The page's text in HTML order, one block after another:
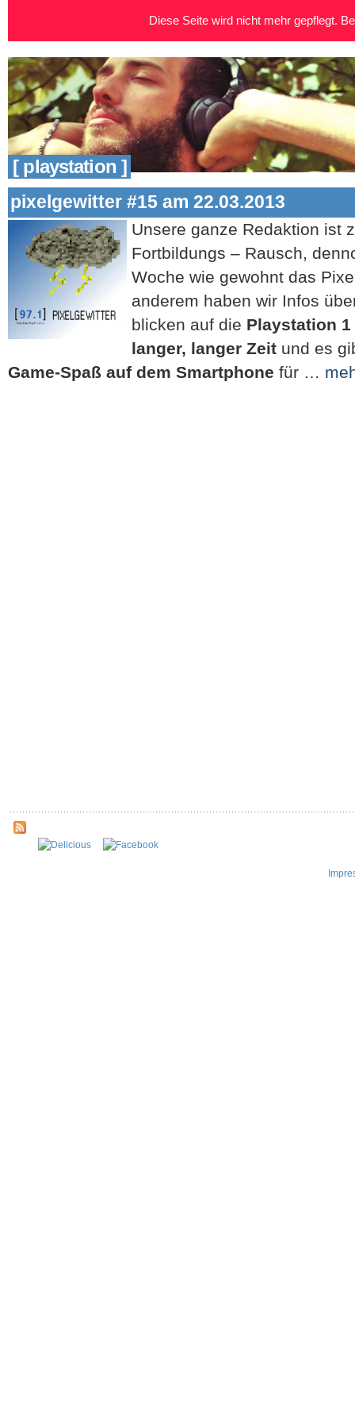
[ playstation ]
pixelgewitter #15 am 22.03.2013
Unsere ganze Redaktion ist
Fortbildungs – Rausch,
Woche wie gewohnt das
anderem haben wir Infos
blicken auf die Playstation 1
langer, langer Zeit und es
Game-Spaß auf dem Smartphone für …
Diese Seite wird nicht mehr gepflegt.